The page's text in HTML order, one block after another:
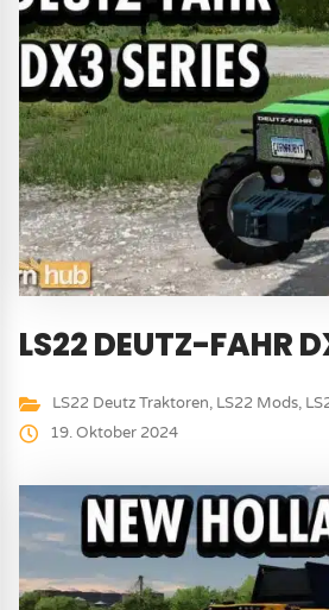
LS22 DEUTZ-FAHR
LS22 Deutz Traktoren, LS22 Mods,
19. Oktober 2024